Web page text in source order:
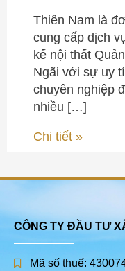
Thiên Nam là
cung cấp dịch
kế nội thất
Ngãi với sự uy
chuyên nghiệp
nhiều […]
Chi tiết »
CÔNG TY ĐẦU TƯ
Mã số thuế: